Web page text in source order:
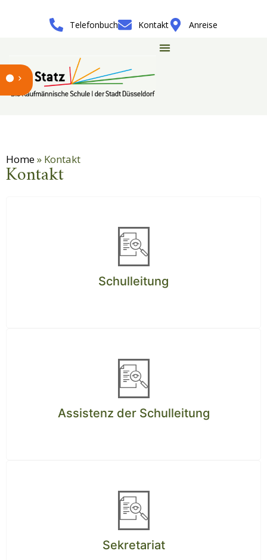
Telefonbuch Kontakt Anreise
Home» Kontakt
Kontakt
Schulleitung
Assistenz der Schulleitung
Sekretariat